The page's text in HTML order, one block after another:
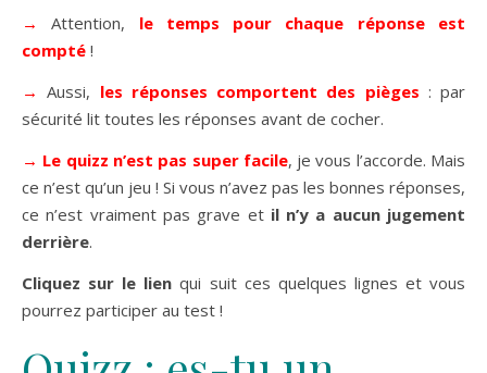
→ Attention, le temps pour chaque réponse est
compté !
→ Aussi, les réponses comportent des pièges : par
sécurité lit toutes les réponses avant de cocher.
→ Le quizz n’est pas super facile, je vous l’accorde. Mais
ce n’est qu’un jeu ! Si vous n’avez pas les bonnes réponses,
ce n’est vraiment pas grave et il n’y a aucun jugement
derrière.
Cliquez sur le lien qui suit ces quelques lignes et vous
pourrez participer au test !